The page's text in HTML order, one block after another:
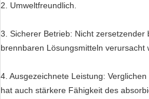
2. Umweltfreundlich.
3. Sicherer Betrieb: Nicht
brennbaren Lösungsmitteln verursacht
4. Ausgezeichnete Leistung:
hat auch stärkere Fähigkeit des